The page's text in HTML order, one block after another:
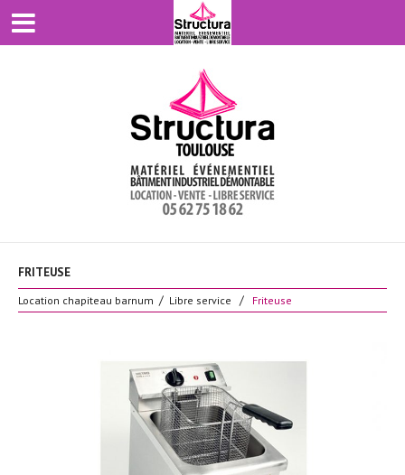
FRITEUSE
Location chapiteau barnum Libre service Friteuse